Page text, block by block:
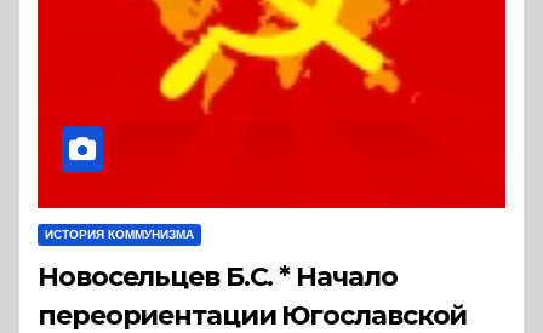
ИСТОРИЯ КОММУНИЗМА
Новосельцев Б.С. * Начало
переориентации Югославской